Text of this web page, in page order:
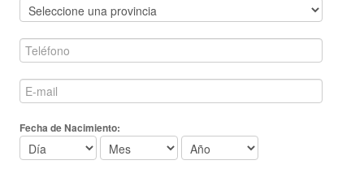
Fecha de Nacimiento: